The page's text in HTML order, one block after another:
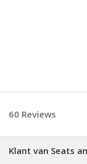
60 Reviews
Klant van Seats